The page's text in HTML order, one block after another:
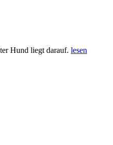
Hund liegt darauf. lesen